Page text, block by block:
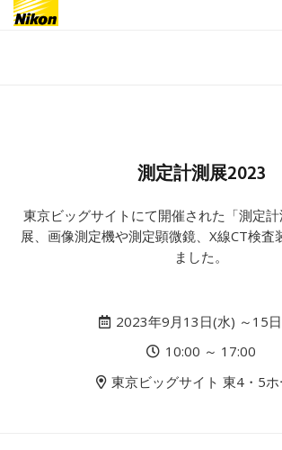
測定計測展2023
東京ビッグサイトにて開催された「測定
展、画像測定機や測定顕微鏡、X線CT検査
ました。
2023年9月13日(水) ～15
10:00 ～ 17:00
東京ビッグサイト 東4・5